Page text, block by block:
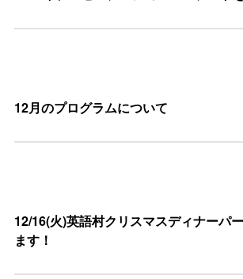
12月のプログラムについて
12/16(火)英語村クリスマスディナーパ
ます！